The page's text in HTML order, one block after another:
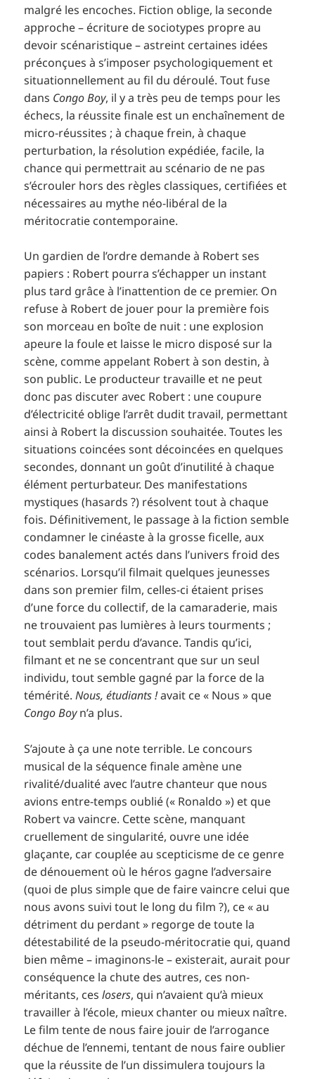
malgré les encoches. Fiction oblige, la seconde
approche – écriture de sociotypes propre au
devoir scénaristique – astreint certaines idées
préconçues à s’imposer psychologiquement et
situationnellement au fil du déroulé. Tout fuse
dans Congo Boy, il y a très peu de temps pour les
échecs, la réussite finale est un enchaînement de
micro-réussites ; à chaque frein, à chaque
perturbation, la résolution expédiée, facile, la
chance qui permettrait au scénario de ne pas
s’écrouler hors des règles classiques, certifiées et
nécessaires au mythe néo-libéral de la
méritocratie contemporaine.
Un gardien de l’ordre demande à Robert ses
papiers : Robert pourra s’échapper un instant
plus tard grâce à l’inattention de ce premier. On
refuse à Robert de jouer pour la première fois
son morceau en boîte de nuit : une explosion
apeure la foule et laisse le micro disposé sur la
scène, comme appelant Robert à son destin, à
son public. Le producteur travaille et ne peut
donc pas discuter avec Robert : une coupure
d’électricité oblige l’arrêt dudit travail, permettant
ainsi à Robert la discussion souhaitée. Toutes les
situations coincées sont décoincées en quelques
secondes, donnant un goût d’inutilité à chaque
élément perturbateur. Des manifestations
mystiques (hasards ?) résolvent tout à chaque
fois. Définitivement, le passage à la fiction semble
condamner le cinéaste à la grosse ficelle, aux
codes banalement actés dans l’univers froid des
scénarios. Lorsqu’il filmait quelques jeunesses
dans son premier film, celles-ci étaient prises
d’une force du collectif, de la camaraderie, mais
ne trouvaient pas lumières à leurs tourments ;
tout semblait perdu d’avance. Tandis qu’ici,
filmant et ne se concentrant que sur un seul
individu, tout semble gagné par la force de la
témérité.Nous, étudiants !avait ce « Nous » que
Congo Boyn’a plus.
S’ajoute à ça une note terrible. Le concours
musical de la séquence finale amène une
rivalité/dualité avec l’autre chanteur que nous
avions entre-temps oublié (« Ronaldo ») et que
Robert va vaincre. Cette scène, manquant
cruellement de singularité, ouvre une idée
glaçante, car couplée au scepticisme de ce genre
de dénouement où le héros gagne l’adversaire
(quoi de plus simple que de faire vaincre celui que
nous avons suivi tout le long du film ?), ce « au
détriment du perdant » regorge de toute la
détestabilité de la pseudo-méritocratie qui, quand
bien même – imaginons-le – existerait, aurait pour
conséquence la chute des autres, ces non-
méritants, ceslosers, qui n’avaient qu’à mieux
travailler à l’école, mieux chanter ou mieux naître.
Le film tente de nous faire jouir de l’arrogance
déchue de l’ennemi, tentant de nous faire oublier
que la réussite de l’un dissimulera toujours la